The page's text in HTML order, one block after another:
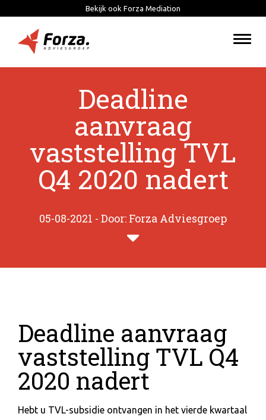
Bekijk ook Forza Mediation
Deadline
aanvraag
vaststelling TVL
Q4 2020 nadert
05-08-2021 - Door: Forza Adviesgroep
Deadline aanvraag
vaststelling TVL Q4
2020 nadert
Hebt u TVL-subsidie ontvangen in het vierde kwartaal